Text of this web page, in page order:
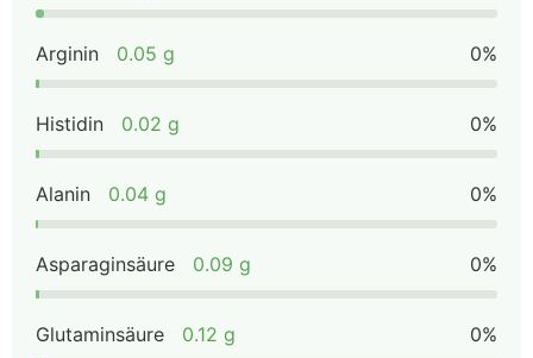
Arginin 0.05 g 0%
Histidin 0.02 g 0%
Alanin 0.04 g 0%
Asparaginsäure 0.09 g 0%
Glutaminsäure 0.12 g 0%